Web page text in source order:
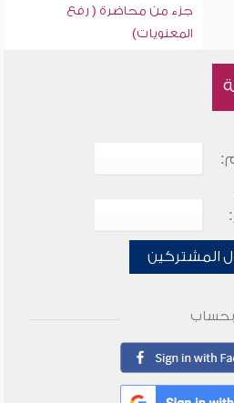
جزء من محاضرة ( رفع
المعنويات)
المشتركين
بحساب